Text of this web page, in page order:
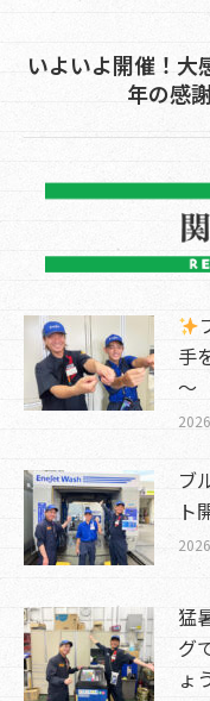
いよいよ開催！大
年の感
手
～
ブ
ト
猛
グ
ょ